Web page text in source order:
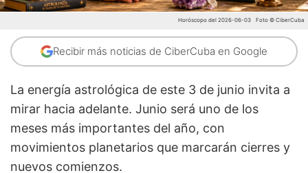
Horóscopo del 2026-06-03 Foto © CiberCuba
Recibir más noticias de CiberCuba en Google
La energía astrológica de este 3 de junio invita a
mirar hacia adelante. Junio será uno de los
meses más importantes del año, con
movimientos planetarios que marcarán cierres y
nuevos comienzos.